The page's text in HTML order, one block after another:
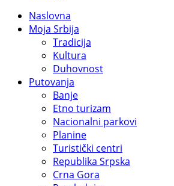
Naslovna
Moja Srbija
Tradicija
Kultura
Duhovnost
Putovanja
Banje
Etno turizam
Nacionalni parkovi
Planine
Turistički centri
Republika Srpska
Crna Gora